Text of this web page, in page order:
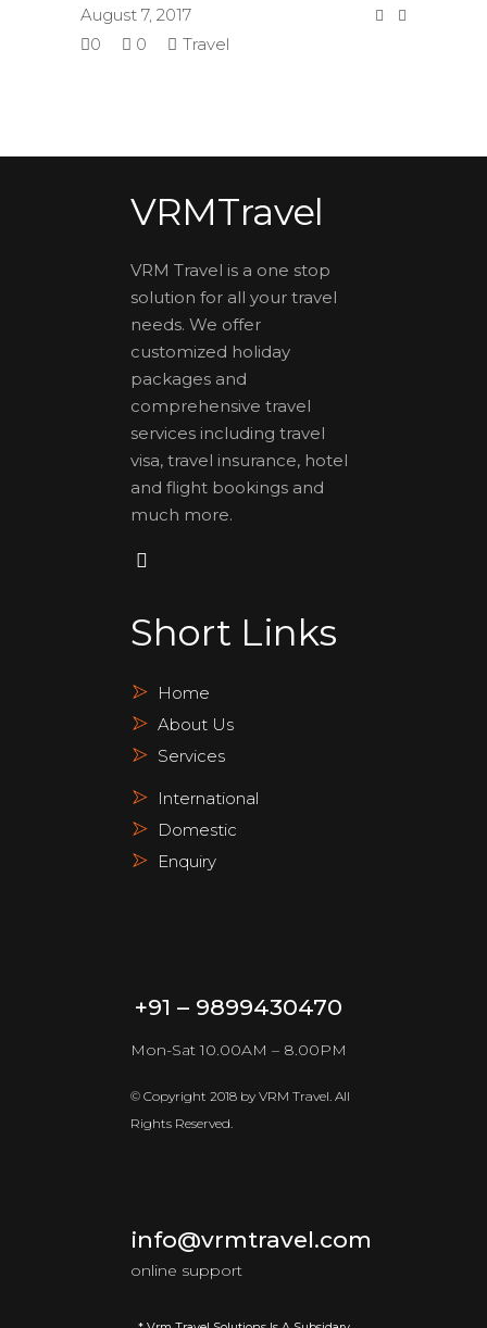
August 7, 2017
0
0 Travel
VRMTravel
VRM Travel is a one stop
solution for all your travel
needs. We offer
customized holiday
packages and
comprehensive travel
services including travel
visa, travel insurance, hotel
and flight bookings and
much more.
Short Links
Home
About Us
Services
International
Domestic
Enquiry
+91 – 9899430470
Mon-Sat 10.00AM – 8.00PM
© Copyright 2018 by VRM Travel. All
Rights Reserved.
info@vrmtravel.com
online support